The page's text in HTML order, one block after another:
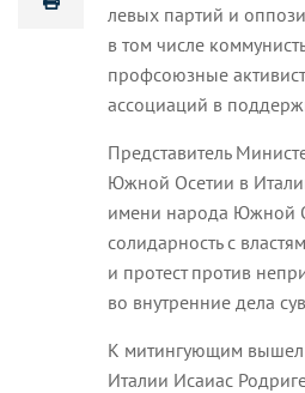
левых партий и
в том числе
профсоюзные
ассоциаций в
Представитель
Южной Осетии в
имени народа Южной
солидарность с
и протест против
во внутренние дела
К митингующим вышел
Италии Исаиас